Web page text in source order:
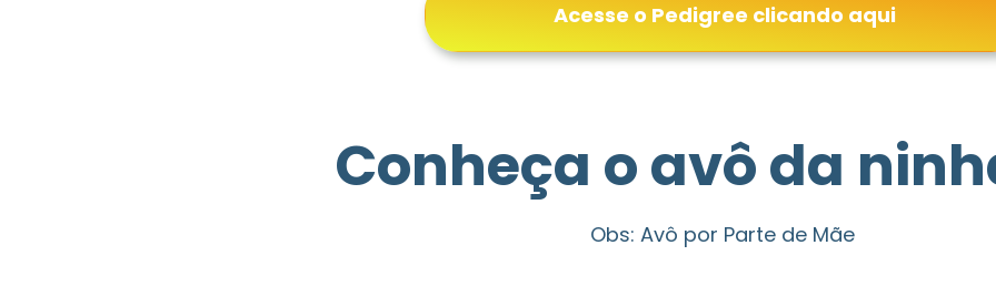
Acesse o Pedigree clicando aqui
Conheça o avô da
Obs: Avô por Parte de Mãe